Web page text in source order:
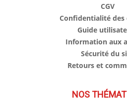
CGV
Confidentialité des
Guide
Information aux
Sécurité du
Retours et
NOS